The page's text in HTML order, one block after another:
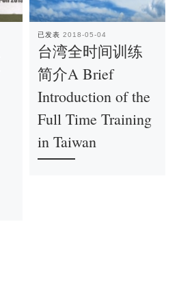
已发表 2018-05-04
台湾全时间训练
简介A Brief
Introduction of the
Full Time Training
in Taiwan